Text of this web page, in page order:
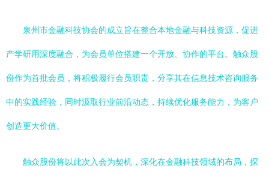
泉州市金融科技协会的成立旨在整合本地金融与科技资源，促进
产学研用深度融合，为会员单位搭建一个开放、协作的平台。触众股
份作为首批会员，将积极履行会员职责，分享其在信息技术咨询服务
中的实践经验，同时汲取行业前沿动态，持续优化服务能力，为客户
创造更大价值。
触众股份将以此次入会为契机，深化在金融科技领域的布局，探